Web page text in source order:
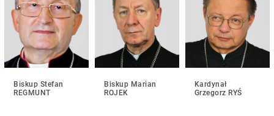
Biskup Stefan
REGMUNT
Biskup Marian
ROJEK
Kardynał
Grzegorz RYŚ